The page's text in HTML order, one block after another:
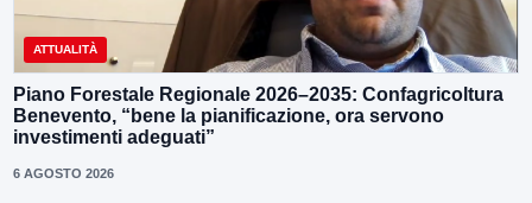
ATTUALITÀ
Piano Forestale Regionale 2026–2035: Confagricoltura
Benevento, “bene la pianificazione, ora servono
investimenti adeguati”
6 AGOSTO 2026